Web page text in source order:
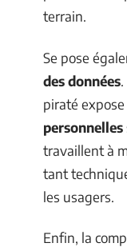
terrain.
Se pose
des données
piraté expose
personnelles
travaillent à
tant
les usagers.
Enfin, la